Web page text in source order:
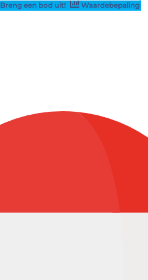
Breng een bod uit! Waardebepaling